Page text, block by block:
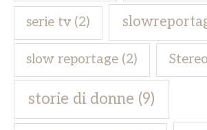
serie tv (2)
slow reportage (2)
storie di donne (9)